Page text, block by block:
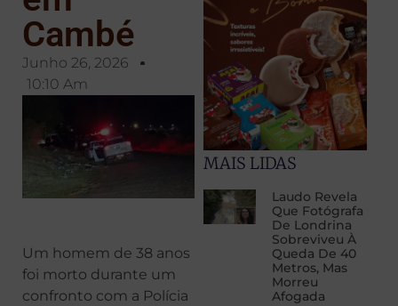
Cambé
Junho 26, 2026
10:10 Am
Um homem de 38 anos
foi morto durante um
confronto com a Polícia
MAIS LIDAS
Laudo Revela
Que Fotógrafa
De Londrina
Sobreviveu À
Queda De 40
Metros, Mas
Morreu
Afogada